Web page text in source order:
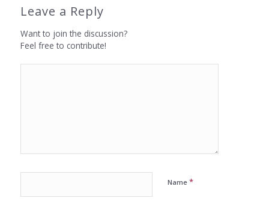
Leave a Reply
Want to join the discussion?
Feel free to contribute!
Name *